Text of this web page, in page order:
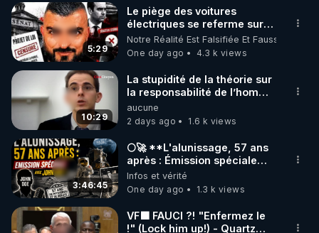
▶ 30 jours gratuit sur l’application de méditation et
de bien-être ENVOL :
Rendez-vous sur https://www.envol.app/code
le code : REGENERE
5:29
Le piège des voitures
électriques se referme sur
les usagers !
Notre Réalité Est Falsifiée Et Fausse
One day ago
4.3 k views
10:29
La stupidité de la théorie sur
la responsabilité de l’homme
concernant le dioxyde de
carbone.
aucune
2 days ago
1.6 k views
3:46:45
🌕🚀 **L'alunissage, 57 ans
après : Émission spéciale
avec John Doe !** 👨 🚀✨
Infos et vérité
One day ago
1.3 k views
VF🟩 FAUCI ?! "Enfermez le
!" (Lock him up!) - Quartz